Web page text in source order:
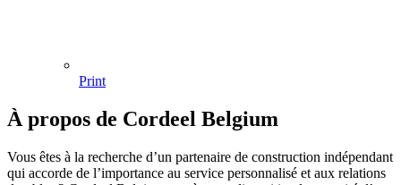
Print
À propos de Cordeel Belgium
Vous êtes à la recherche d’un partenaire de construction indépendant
qui accorde de l’importance au service personnalisé et aux relations